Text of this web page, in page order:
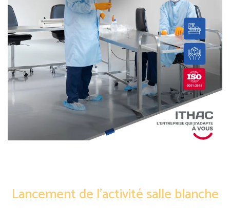
Lancement de l’activité salle blanche